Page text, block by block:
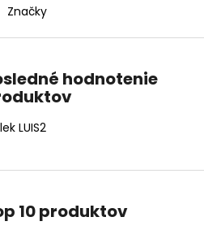
Značky
hodnotenie
LUIS2
produktu je 4 z 5 hviezdičiek.
10 produktov